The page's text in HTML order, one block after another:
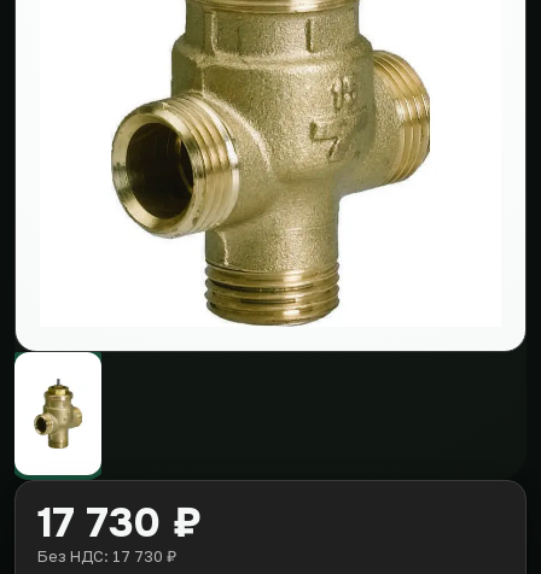
17 730 ₽
Без НДС: 17 730 ₽